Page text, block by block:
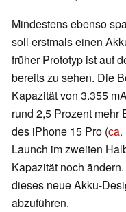
Mindestens ebenso
soll erstmals einen
früher Prototyp ist auf
bereits zu sehen. Die
Kapazität von 3.355
rund 2,5 Prozent mehr
des iPhone 15 Pro (ca.
Launch im zweiten
Kapazität noch
dieses neue Akku-
abzuführen.